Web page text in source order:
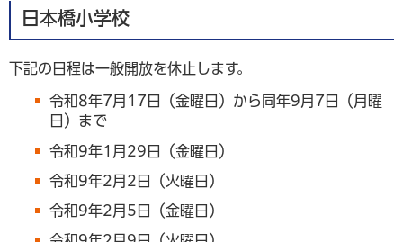
日本橋小学校
下記の日程は一般開放を休止します。
令和8年7月17日（金曜日）から同年9月7日（月曜
日）まで
令和9年1月29日（金曜日）
令和9年2月2日（火曜日）
令和9年2月5日（金曜日）